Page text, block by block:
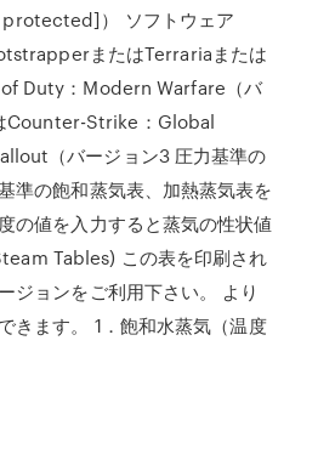
） ソフトウェア
またはTerrariaまたは
Duty：Modern Warfare（バ
Counter-Strike：Global
（バージョン3 圧力基準の
準の飽和蒸気表、加熱蒸気表を
の値を入力すると蒸気の性状値
Tables) この表を印刷され
ジョンをご利用下さい。 より
きます。 1．飽和水蒸気（温度